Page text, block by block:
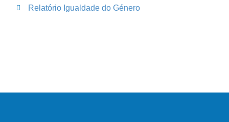
Relatório Igualdade do Género